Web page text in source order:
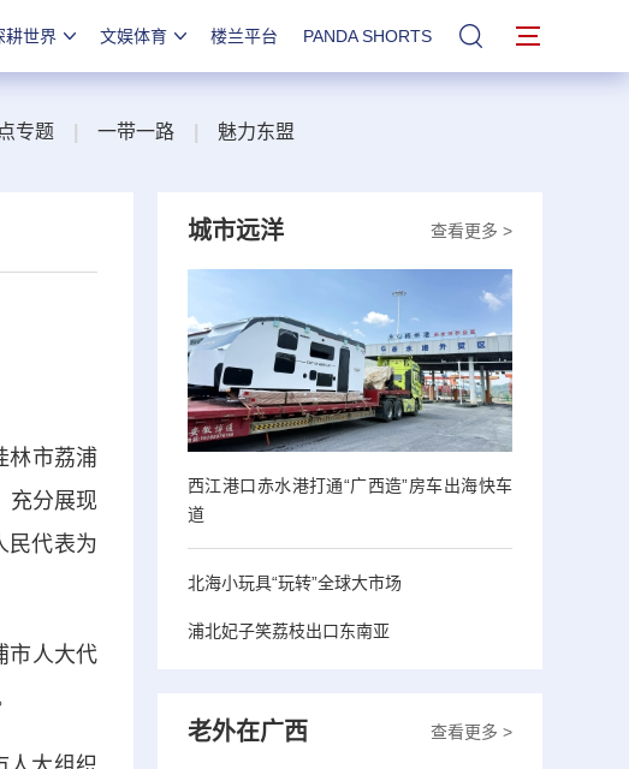
耕世界 文娱体育 楼兰平台 PANDA SHORTS 站内搜索
专题 一带一路 魅力东盟
林市荔浦
充分展现
民代表为
市人大代
查看更多 >
城市远洋
西江港口赤水港打通“广西造”房车出海快车
道
北海小玩具“玩转”全球大市场
浦北妃子笑荔枝出口东南亚
查看更多 >
老外在广西